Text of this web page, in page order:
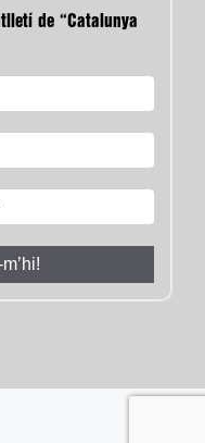
de “Catalunya